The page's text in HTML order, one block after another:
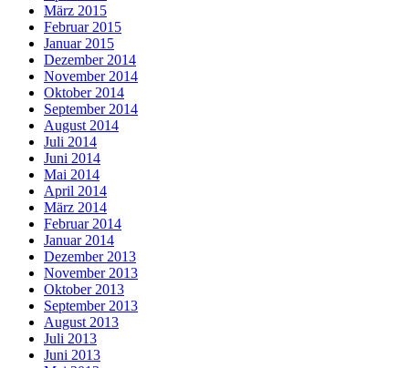
März 2015
Februar 2015
Januar 2015
Dezember 2014
November 2014
Oktober 2014
September 2014
August 2014
Juli 2014
Juni 2014
Mai 2014
April 2014
März 2014
Februar 2014
Januar 2014
Dezember 2013
November 2013
Oktober 2013
September 2013
August 2013
Juli 2013
Juni 2013